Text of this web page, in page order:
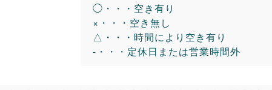
◯・・・空き有り
×・・・空き無し
△・・・時間により空き有り
-・・・定休日または営業時間外